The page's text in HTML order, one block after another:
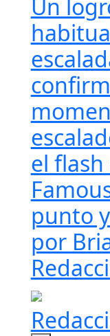
Un
el
punto
por